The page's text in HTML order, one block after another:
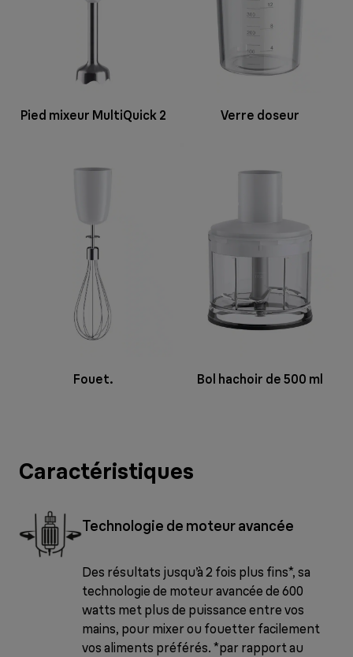
Pied mixeur MultiQuick 2 Verre doseur
Fouet. Bol hachoir de 500 ml
Caractéristiques
Technologie de moteur avancée
Des résultats jusqu’à 2 fois plus fins*, sa
technologie de moteur avancée de 600
watts met plus de puissance entre vos
mains, pour mixer ou fouetter facilement
vos aliments préférés. *par rapport au